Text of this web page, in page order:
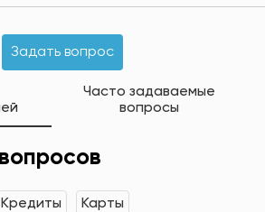
Задать вопрос
Часто задаваемые
вопросы
Кредиты Карты